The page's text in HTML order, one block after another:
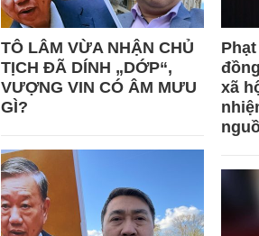
TÔ LÂM VỪA NHẬN CHỦ
TỊCH ĐÃ DÍNH „DỚP“,
VƯỢNG VIN CÓ ÂM MƯU
GÌ?
xã